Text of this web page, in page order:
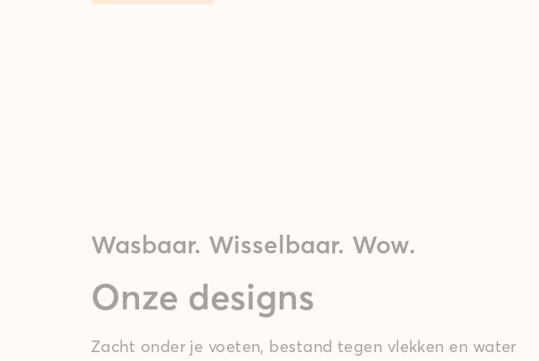
Wasbaar. Wisselbaar. Wow.
Onze designs
Zacht onder je voeten, bestand tegen vlekken en water